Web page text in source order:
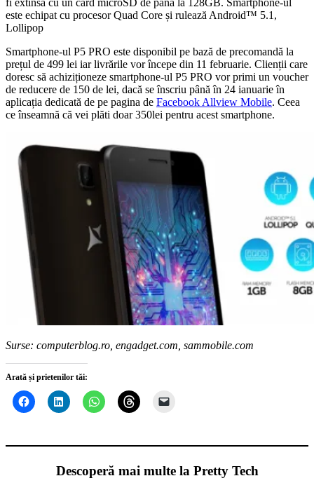
este echipat cu procesor Quad Core și rulează Android™ 5.1,
Lollipop
Smartphone-ul P5 PRO este disponibil pe bază de precomandă la
prețul de 499 lei iar livrările vor începe din 11 februarie. Clienții care
doresc să achiziționeze smartphone-ul P5 PRO vor primi un voucher
de reducere de 150 de lei, dacă se înscriu până în 24 ianuarie în
aplicația dedicată de pe pagina de Facebook Allview Mobile. Ceea
ce înseamnă că vei plăti doar 350lei pentru acest smartphone.
Surse: computerblog.ro, engadget.com, sammobile.com
Arată și prietenilor tăi:
Descoperă mai multe la Pretty Tech